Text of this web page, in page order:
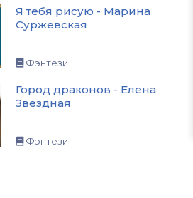
Я тебя рисую - Марина
Суржевская
Фэнтези
Город драконов - Елена
Звездная
Фэнтези